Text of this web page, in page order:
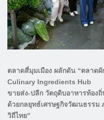
ตลาดสี่มุมเมือง ผลักดัน “ตลาด
Culinary Ingredients Hub
ขายส่ง-ปลีก วัตถุดิบอาหารท้อง
ด้วยกลยุทธ์เศรษฐกิจวัฒนธรรม
วิถีไทย”